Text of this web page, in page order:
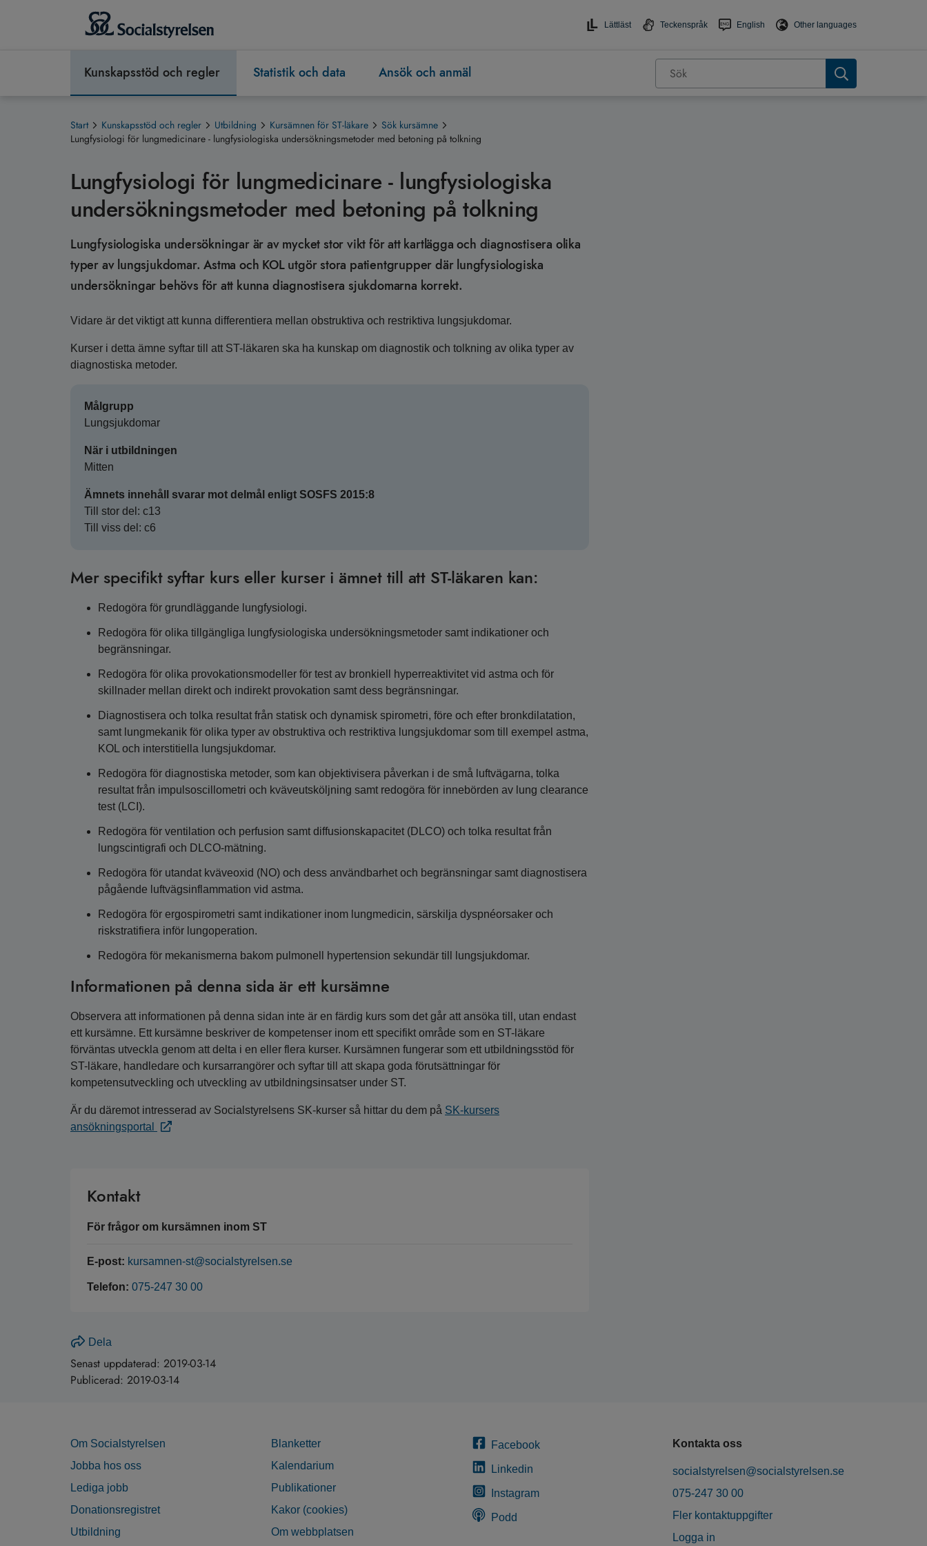
Lättläst Teckenspråk English Other languages
Kunskapsstöd och regler Statistik och data Ansök och anmäl
Start Kunskapsstöd och regler Utbildning Kursämnen för ST-läkare
Sök kursämne
Lungfysiologi för lungmedicinare - lungfysiologiska undersökningsmetoder med betoning på tolkning
Lungfysiologi för lungmedicinare - lungfysiologiska
undersökningsmetoder med betoning på tolkning
Lungfysiologiska undersökningar är av mycket stor vikt för att kartlägga och diagnostisera olika
typer av lungsjukdomar. Astma och KOL utgör stora patientgrupper där lungfysiologiska
undersökningar behövs för att kunna diagnostisera sjukdomarna korrekt.
Vidare är det viktigt att kunna differentiera mellan obstruktiva och restriktiva lungsjukdomar.
Kurser i detta ämne syftar till att ST-läkaren ska ha kunskap om diagnostik och tolkning av olika typer av
diagnostiska metoder.
Målgrupp
Lungsjukdomar
När i utbildningen
Mitten
Ämnets innehåll svarar mot delmål enligt SOSFS 2015:8
Till stor del: c13
Till viss del: c6
Mer specifikt syftar kurs eller kurser i ämnet till att ST-läkaren kan:
Redogöra för grundläggande lungfysiologi.
Redogöra för olika tillgängliga lungfysiologiska undersökningsmetoder samt indikationer och
begränsningar.
Redogöra för olika provokationsmodeller för test av bronkiell hyperreaktivitet vid astma och för
skillnader mellan direkt och indirekt provokation samt dess begränsningar.
Diagnostisera och tolka resultat från statisk och dynamisk spirometri, före och efter bronkdilatation,
samt lungmekanik för olika typer av obstruktiva och restriktiva lungsjukdomar som till exempel astma,
KOL och interstitiella lungsjukdomar.
Redogöra för diagnostiska metoder, som kan objektivisera påverkan i de små luftvägarna, tolka
resultat från impulsoscillometri och kväveutsköljning samt redogöra för innebörden av lung clearance
test (LCI).
Redogöra för ventilation och perfusion samt diffusionskapacitet (DLCO) och tolka resultat från
lungscintigrafi och DLCO-mätning.
Redogöra för utandat kväveoxid (NO) och dess användbarhet och begränsningar samt diagnostisera
pågående luftvägsinflammation vid astma.
Redogöra för ergospirometri samt indikationer inom lungmedicin, särskilja dyspnéorsaker och
riskstratifiera inför lungoperation.
Redogöra för mekanismerna bakom pulmonell hypertension sekundär till lungsjukdomar.
Informationen på denna sida är ett kursämne
Observera att informationen på denna sidan inte är en färdig kurs som det går att ansöka till, utan endast
ett kursämne. Ett kursämne beskriver de kompetenser inom ett specifikt område som en ST-läkare
förväntas utveckla genom att delta i en eller flera kurser. Kursämnen fungerar som ett utbildningsstöd för
ST-läkare, handledare och kursarrangörer och syftar till att skapa goda förutsättningar för
kompetensutveckling och utveckling av utbildningsinsatser under ST.
Är du däremot intresserad av Socialstyrelsens SK-kurser så hittar du dem på SK-kursers
ansökningsportal
Kontakt
För frågor om kursämnen inom ST
E-post: kursamnen-st@socialstyrelsen.se
Telefon: 075-247 30 00
Dela
Senast uppdaterad: 2019-03-14
Publicerad: 2019-03-14
Om Socialstyrelsen
Jobba hos oss
Lediga jobb
Donationsregistret
Utbildning
Blanketter
Kalendarium
Publikationer
Kakor (cookies)
Om webbplatsen
Facebook
Linkedin
Instagram
Podd
Kontakta oss
socialstyrelsen@socialstyrelsen.se
075-247 30 00
Fler kontaktuppgifter
Logga in